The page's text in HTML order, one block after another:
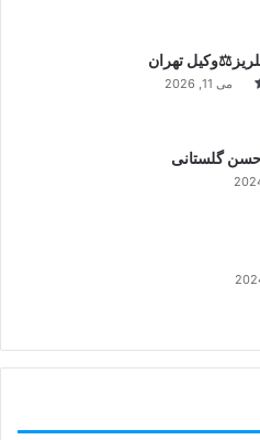
تهران
می 11, 2026
گلستانی